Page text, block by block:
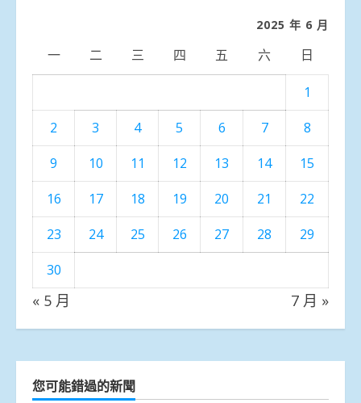
2025 年 6 月
一 二 三 四 五 六 日
1
2
3 4 5 6 7
8
9
10 11 12 13 14
15
16
17 18 19 20 21
22
23
24 25 26 27 28
29
30
« 5 月 7 月 »
您可能錯過的新聞